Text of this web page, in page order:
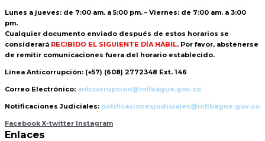
Lunes a jueves: de 7:00 am. a 5:00 pm. – Viernes: de 7:00 am. a 3:00
pm.
Cualquier documento enviado después de estos horarios se
considerará RECIBIDO EL SIGUIENTE DÍA HÁBIL. Por favor, abstenerse
de remitir comunicaciones fuera del horario establecido.
Línea Anticorrupción: (+57) (608) 2772348 Ext. 146
Correo Electrónico: anticorrupcion@infibague.gov.co
Notificaciones Judiciales: notificacionesjudiciales@infibague.gov.co
Facebook X-twitter Instagram
Enlaces